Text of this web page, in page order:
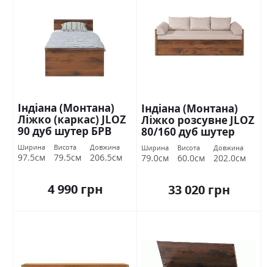
Індіана (Монтана)
Ліжко (каркас) JLOZ
90 дуб шутер БРВ
Україна
Ширина
97.5см
Висота
79.5см
Довжина
206.5см
4 990 грн
Індіана (Монтана)
Ліжко розсувне JLOZ
80/160 дуб шутер
БРВ Україна
Ширина
79.0см
Висота
60.0см
Довжина
202.0см
33 020 грн